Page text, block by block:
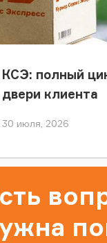
КСЭ: полный
двери клиента
30 июля, 2026